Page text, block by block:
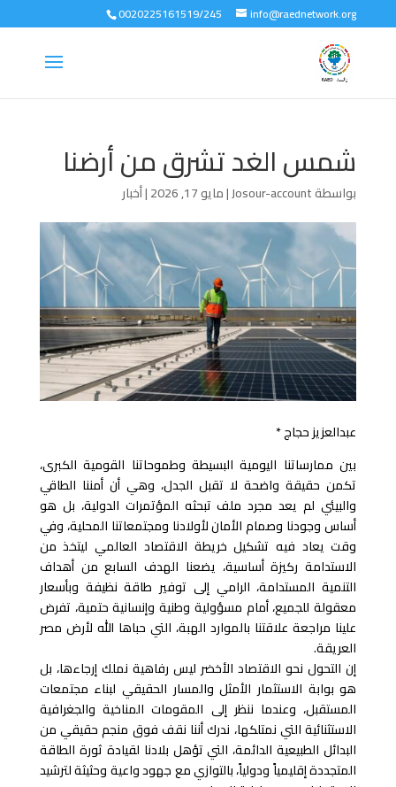
0020225161519/245 info@raednetwork.org
شمس الغد تشرق من أرضنا
بواسطةJosour-account
|مايو 17, 2026 |أخبار
عبدالعزيز حجاج *
بين ممارساتنا اليومية البسيطة وطموحاتنا القومية الكبرى،
تكمن حقيقة واضحة لا تقبل الجدل، وهي أن أمننا الطاقي
والبيئي لم يعد مجرد ملف تبحثه المؤتمرات الدولية، بل هو
أساس وجودنا وصمام الأمان لأولادنا ومجتمعاتنا المحلية، وفي
وقت يعاد فيه تشكيل خريطة الاقتصاد العالمي ليتخذ من
الاستدامة ركيزة أساسية، يضعنا الهدف السابع من أهداف
التنمية المستدامة، الرامي إلى توفير طاقة نظيفة وبأسعار
معقولة للجميع، أمام مسؤولية وطنية وإنسانية حتمية، تفرض
علينا مراجعة علاقتنا بالموارد الهبة، التي حباها الله لأرض مصر
العريقة.
إن التحول نحو الاقتصاد الأخضر ليس رفاهية نملك إرجاءها، بل
هو بوابة الاستثمار الأمثل والمسار الحقيقي لبناء مجتمعات
المستقبل، وعندما ننظر إلى المقومات المناخية والجغرافية
الاستثنائية التي نمتلكها، ندرك أننا نقف فوق منجم حقيقي من
البدائل الطبيعية الدائمة، التي تؤهل بلادنا لقيادة ثورة الطاقة
المتجددة إقليمياً ودولياً، بالتوازي مع جهود واعية وحثيثة لترشيد